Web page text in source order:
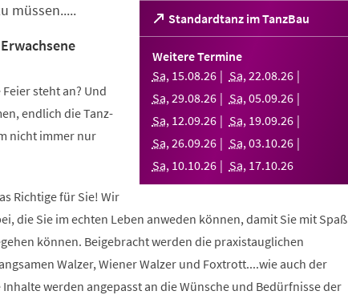
Standardtanz im TanzBau
(Öffnet
in
einem
Tab)
Weitere Termine
Sa, 15.08.26 Sa,22.08.26
Sa,29.08.26 Sa,05.09.26
Sa, 12.09.26 Sa, 19.09.26
Sa,26.09.26 Sa,03.10.26
Sa, 10.10.26 Sa, 17.10.26
müssen.....
steht an? Und
endlich die Tanz-
nicht immer nur
Richtige für Sie! Wir
die Sie im echten Leben anweden können, damit Sie mit Spaß
können. Beigebracht werden die praxistauglichen
Walzer, Wiener Walzer und Foxtrott....wie auch der
werden angepasst an die Wünsche und Bedürfnisse der